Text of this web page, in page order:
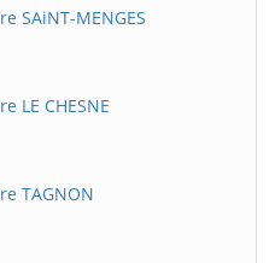
SAiNT-MENGES
LE CHESNE
TAGNON